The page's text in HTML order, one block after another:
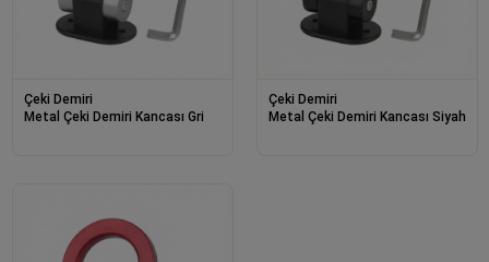
Çeki Demiri
Metal Çeki Demiri Kancası Gri
Çeki Demiri
Metal Çeki Demiri Kancası Siyah